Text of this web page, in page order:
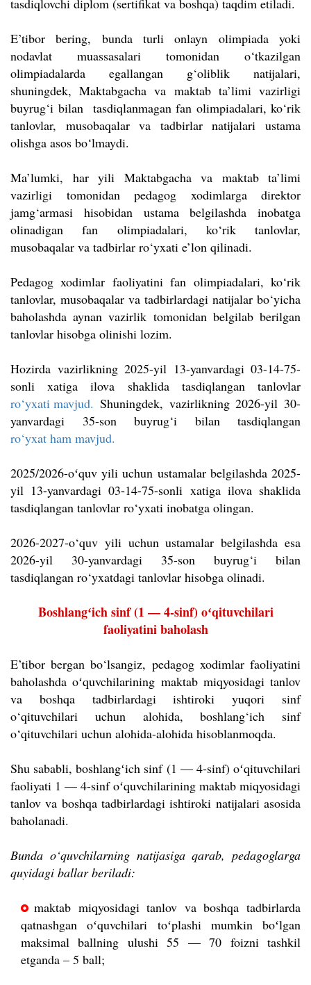
tasdiqlovchi diplom (sertifikat va boshqa) taqdim etiladi.
E’tibor bering, bunda turli onlayn olimpiada yoki
nodavlat muassasalari tomonidan o‘tkazilgan
olimpiadalarda egallangan g‘oliblik natijalari,
shuningdek, Maktabgacha va maktab ta’limi vazirligi
buyrug‘i bilan tasdiqlanmagan fan olimpiadalari, ko‘rik
tanlovlar, musobaqalar va tadbirlar natijalari ustama
olishga asos bo‘lmaydi.
Ma’lumki, har yili Maktabgacha va maktab ta’limi
vazirligi tomonidan pedagog xodimlarga direktor
jamg‘armasi hisobidan ustama belgilashda inobatga
olinadigan fan olimpiadalari, ko‘rik tanlovlar,
musobaqalar va tadbirlar ro‘yxati e’lon qilinadi.
Pedagog xodimlar faoliyatini fan olimpiadalari, ko‘rik
tanlovlar, musobaqalar va tadbirlardagi natijalar bo‘yicha
baholashda aynan vazirlik tomonidan belgilab berilgan
tanlovlar hisobga olinishi lozim.
Hozirda vazirlikning 2025-yil 13-yanvardagi 03-14-75-
sonli xatiga ilova shaklida tasdiqlangan tanlovlar
ro‘yxati mavjud. Shuningdek, vazirlikning 2026-yil 30-
yanvardagi 35-son buyrug‘i bilan tasdiqlangan
ro‘yxat ham mavjud.
2025/2026-oʻquv yili uchun ustamalar belgilashda 2025-
yil 13-yanvardagi 03-14-75-sonli xatiga ilova shaklida
tasdiqlangan tanlovlar ro‘yxati inobatga olingan.
2026-2027-o‘quv yili uchun ustamalar belgilashda esa
2026-yil 30-yanvardagi 35-son buyrug‘i bilan
tasdiqlangan ro‘yxatdagi tanlovlar hisobga olinadi.
Boshlangʻich sinf (1 — 4-sinf) oʻqituvchilari
faoliyatini baholash
E’tibor bergan bo‘lsangiz, pedagog xodimlar faoliyatini
baholashda oʻquvchilarining maktab miqyosidagi tanlov
va boshqa tadbirlardagi ishtiroki yuqori sinf
o‘qituvchilari uchun alohida, boshlang‘ich sinf
o‘qituvchilari uchun alohida-alohida hisoblanmoqda.
Shu sababli, boshlangʻich sinf (1 — 4-sinf) oʻqituvchilari
faoliyati 1 — 4-sinf oʻquvchilarining maktab miqyosidagi
tanlov va boshqa tadbirlardagi ishtiroki natijalari asosida
baholanadi.
Bunda o‘quvchilarning natijasiga qarab, pedagoglarga
quyidagi ballar beriladi:
maktab miqyosidagi tanlov va boshqa tadbirlarda
qatnashgan oʻquvchilari toʻplashi mumkin boʻlgan
maksimal ballning ulushi 55 — 70 foizni tashkil
etganda – 5 ball;